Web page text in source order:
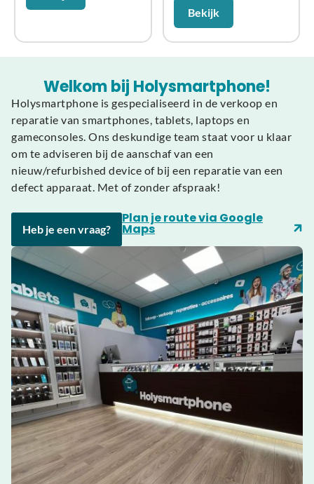
Bekijk
Welkom bij Holysmartphone!
Holysmartphone is gespecialiseerd in de verkoop en
reparatie van smartphones, tablets, laptops en
gameconsoles. Ons deskundige team staat voor u klaar
om te adviseren bij de aanschaf van een
nieuw/refurbished device of bij een reparatie van een
defect apparaat. Met of zonder afspraak!
Heb je een vraag?
Plan je route via Google
Maps